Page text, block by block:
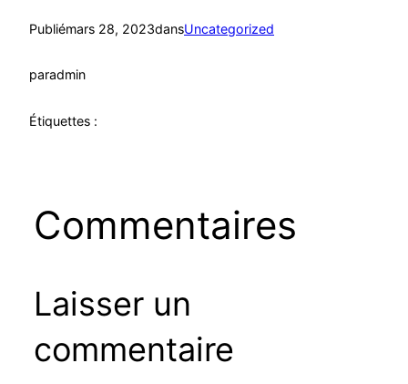
Publiémars 28, 2023dansUncategorized
paradmin
Étiquettes :
Commentaires
Laisser un
commentaire